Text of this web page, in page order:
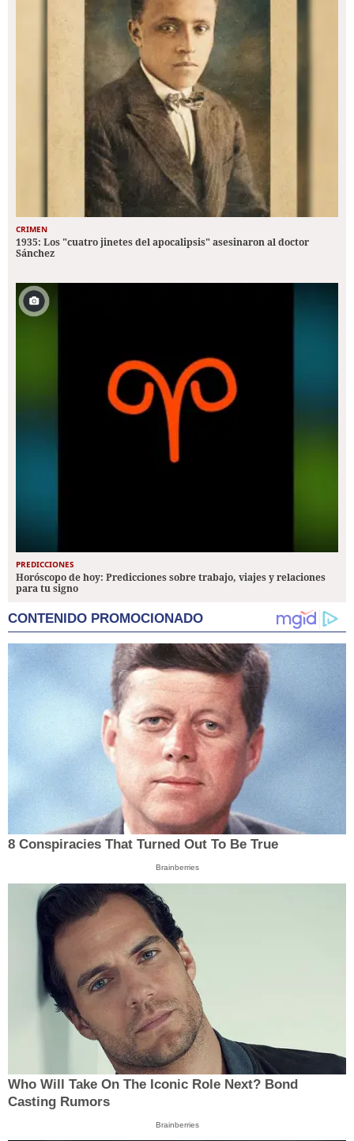
CRIMEN
1935: Los "cuatro jinetes del apocalipsis" asesinaron al doctor
Sánchez
PREDICCIONES
Horóscopo de hoy: Predicciones sobre trabajo, viajes y relaciones
para tu signo
CONTENIDO PROMOCIONADO
8 Conspiracies That Turned Out To Be True
Brainberries
Who Will Take On The Iconic Role Next? Bond
Casting Rumors
Brainberries